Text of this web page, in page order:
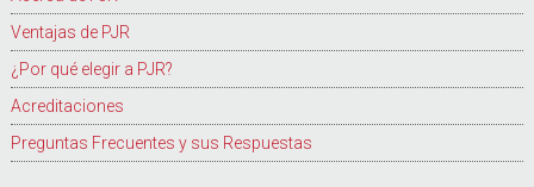
Ventajas de PJR
¿Por qué elegir a PJR?
Acreditaciones
Preguntas Frecuentes y sus Respuestas